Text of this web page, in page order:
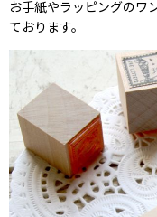
お手紙やラッピングのワ
ております。